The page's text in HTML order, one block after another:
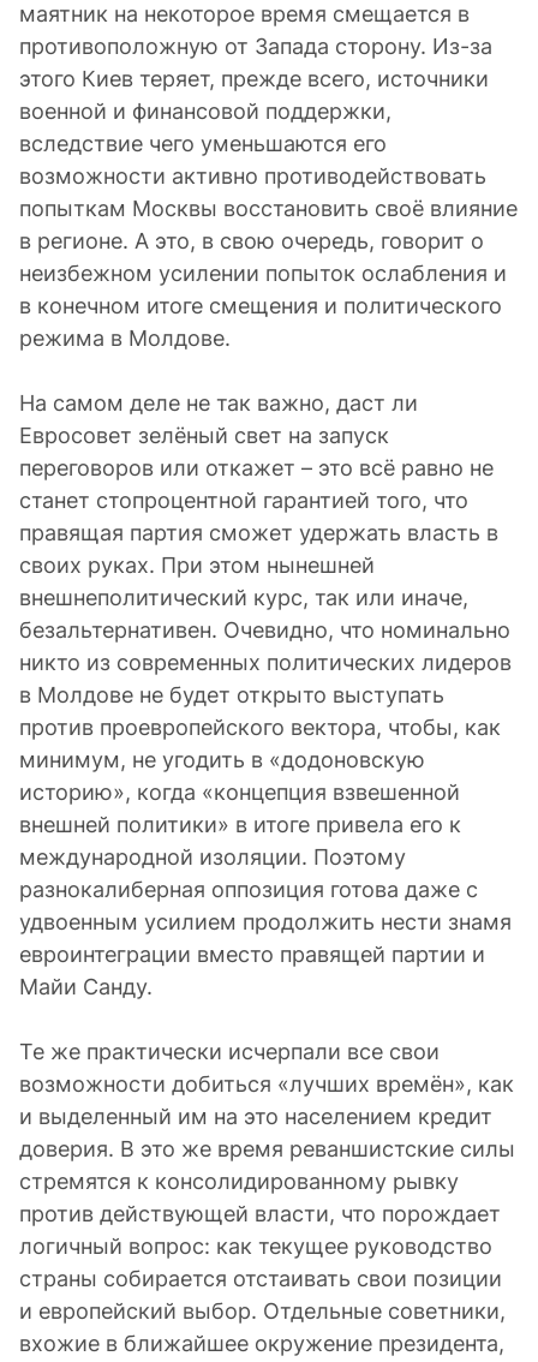
маятник на некоторое время смещается в
противоположную от Запада сторону. Из-за
этого Киев теряет, прежде всего, источники
военной и финансовой поддержки,
вследствие чего уменьшаются его
возможности активно противодействовать
попыткам Москвы восстановить своё влияние
в регионе. А это, в свою очередь, говорит о
неизбежном усилении попыток ослабления и
в конечном итоге смещения и политического
режима в Молдове.
На самом деле не так важно, даст ли
Евросовет зелёный свет на запуск
переговоров или откажет – это всё равно не
станет стопроцентной гарантией того, что
правящая партия сможет удержать власть в
своих руках. При этом нынешней
внешнеполитический курс, так или иначе,
безальтернативен. Очевидно, что номинально
никто из современных политических лидеров
в Молдове не будет открыто выступать
против проевропейского вектора, чтобы, как
минимум, не угодить в «додоновскую
историю», когда «концепция взвешенной
внешней политики» в итоге привела его к
международной изоляции. Поэтому
разнокалиберная оппозиция готова даже с
удвоенным усилием продолжить нести знамя
евроинтеграции вместо правящей партии и
Майи Санду.
Те же практически исчерпали все свои
возможности добиться «лучших времён», как
и выделенный им на это населением кредит
доверия. В это же время реваншистские силы
стремятся к консолидированному рывку
против действующей власти, что порождает
логичный вопрос: как текущее руководство
страны собирается отстаивать свои позиции
и европейский выбор. Отдельные советники,
вхожие в ближайшее окружение президента,